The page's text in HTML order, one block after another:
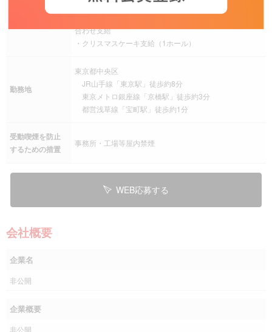
災害見舞金制度
その他 ・配偶者の誕生日に祝花またはフルーツの盛り
合わせ支給
・クリスマスケーキ支給（1ホール）
勤務地
東京都中央区
JR山手線「東京駅」徒歩約8分
東京メトロ銀座線「京橋駅」徒歩約3分
都営浅草線「宝町駅」徒歩約1分
受動喫煙を防止
するための措置
事務所・工場等屋内禁煙
WEB応募する
会社概要
企業名
非公開
企業概要
非公開